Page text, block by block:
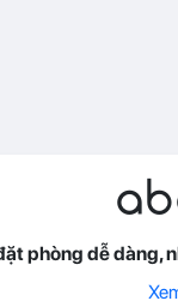
phòng dễ dàng,